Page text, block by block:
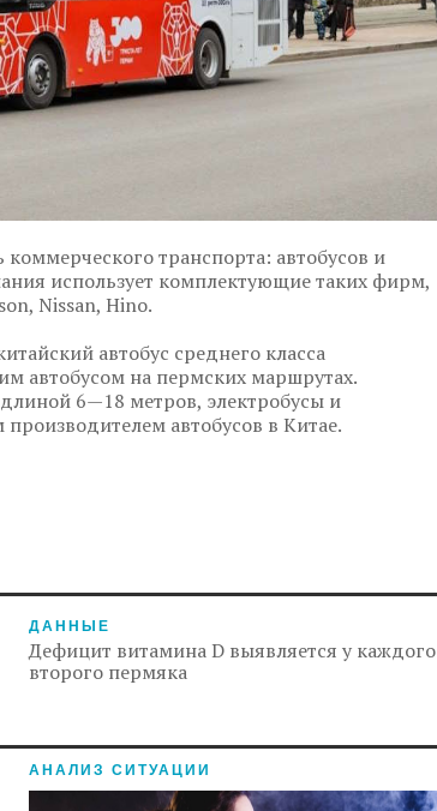
транспорта: автобусов и
использует комплектующие таких фирм,
Nissan, Hino.
автобус среднего класса
автобусом на пермских маршрутах.
6—18 метров, электробусы и
автобусов в Китае.
ДАННЫЕ
Дефицит витамина D выявляется у каждого
второго пермяка
АНАЛИЗ СИТУАЦИИ